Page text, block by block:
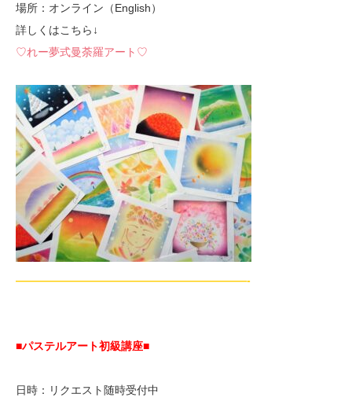
場所：オンライン（English）
詳しくはこちら↓
♡れー夢式曼荼羅アート♡
—————————————————————-
■パステルアート初級講座■
日時：リクエスト随時受付中